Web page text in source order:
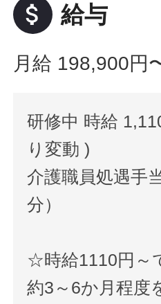
attach_money 給与
月給 198,900円
研修中 時給
り変動 )
介護職員処遇手
分）
☆時給1110円～
約3～6か月程度